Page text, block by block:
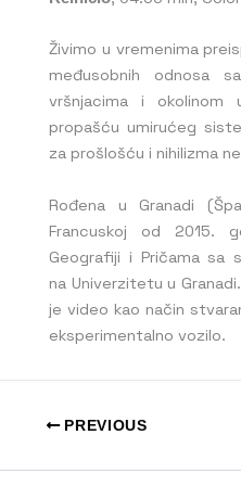
Živimo u vremenima
međusobnih odnosa
vršnjacima i
propašću umirućeg
za prošlošću i nihilizma
Rođena u Granadi
Francuskoj od 2015.
Geografiji i Pričama sa
na Univerzitetu u
je video kao način
eksperimentalno vozilo.
PREVIOUS